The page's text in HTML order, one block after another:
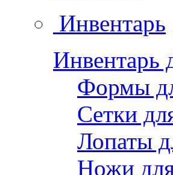
Инвентарь
Инвентарь
Формы
Сетки
Лопаты
Ножи